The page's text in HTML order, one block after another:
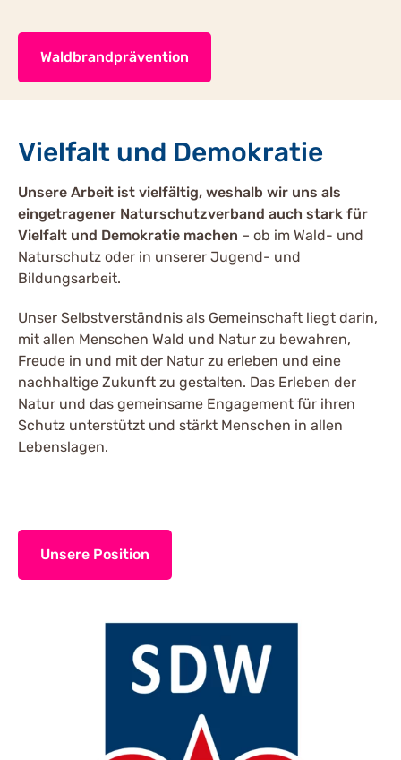
Waldbrandprävention
Vielfalt und Demokratie
Unsere Arbeit ist vielfältig, weshalb wir uns als
eingetragener Naturschutzverband auch stark für
Vielfalt und Demokratie machen – ob im Wald- und
Naturschutz oder in unserer Jugend- und
Bildungsarbeit.
Unser Selbstverständnis als Gemeinschaft liegt darin,
mit allen Menschen Wald und Natur zu bewahren,
Freude in und mit der Natur zu erleben und eine
nachhaltige Zukunft zu gestalten. Das Erleben der
Natur und das gemeinsame Engagement für ihren
Schutz unterstützt und stärkt Menschen in allen
Lebenslagen.
Unsere Position